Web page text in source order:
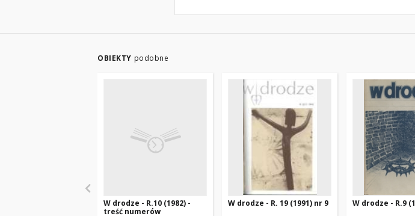
OBIEKTY podobne
W drodze - R.10 (1982) -
treść numerów
W drodze - R. 19 (1991) nr 9 W drodze - R.9